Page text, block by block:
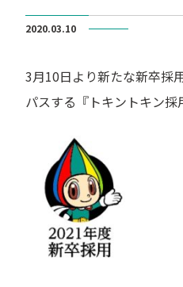
2020.03.10
3月10日より新たな新卒採
パスする『トキントキン採